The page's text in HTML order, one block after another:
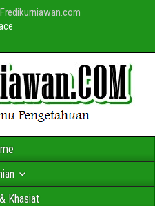
Fredikurniawan.com
Khasiat